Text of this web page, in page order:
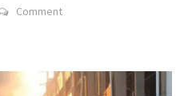
Comment